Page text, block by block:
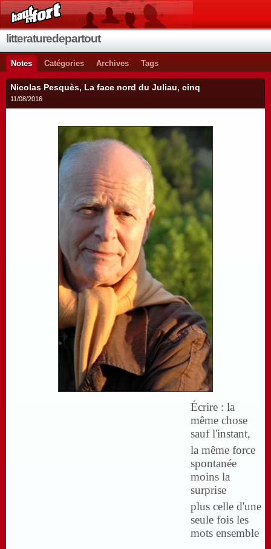
litteraturedepartout
Notes Catégories Archives Tags
Nicolas Pesquès, La face nord du Juliau, cinq
11/08/2016
Écrire : la
même chose
sauf l'instant,
la même force
spontanée
moins la
surprise
plus celle d'une
seule fois les
mots ensemble